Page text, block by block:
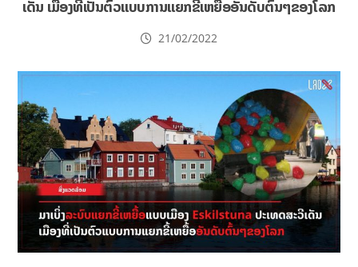
ເດັນ ເມືອງທີ່ເປັນຕົວແບບການແຍກຂີ້ເຫຍື້ອອັນດັບຕົ້ນໆຂອງໂລກ
21/02/2022